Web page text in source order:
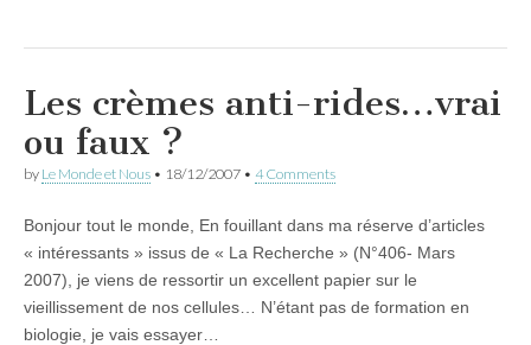
Les crèmes anti-rides…vrai
ou faux ?
by Le Monde et Nous • 18/12/2007 • 4 Comments
Bonjour tout le monde, En fouillant dans ma réserve d’articles
« intéressants » issus de « La Recherche » (N°406- Mars
2007), je viens de ressortir un excellent papier sur le
vieillissement de nos cellules… N’étant pas de formation en
biologie, je vais essayer…